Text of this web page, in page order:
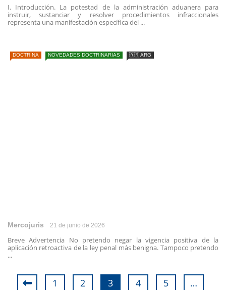
I. Introducción. La potestad de la administración aduanera para
instruir, sustanciar y resolver procedimientos infraccionales
representa una manifestación específica del ...
DOCTRINA NOVEDADES DOCTRINARIAS 🇦🇷 ARG
Mercojuris 21 de junio de 2026
Breve Advertencia No pretendo negar la vigencia positiva de la
aplicación retroactiva de la ley penal más benigna. Tampoco pretendo
...
1 2 3 4 5
…